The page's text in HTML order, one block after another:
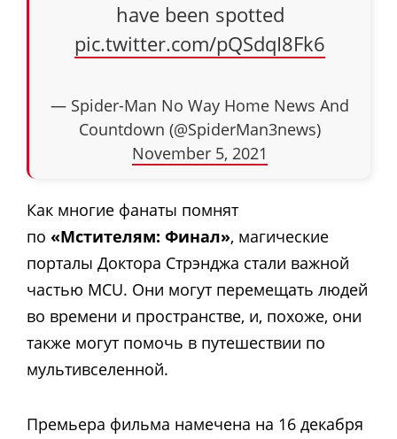
have been spotted
pic.twitter.com/pQSdqI8Fk6
— Spider-Man No Way Home News And
Countdown (@SpiderMan3news)
November 5, 2021
Как многие фанаты помнят
по «Мстителям: Финал», магические
порталы Доктора Стрэнджа стали важной
частью MCU. Они могут перемещать людей
во времени и пространстве, и, похоже, они
также могут помочь в путешествии по
мультивселенной.
Премьера фильма намечена на 16 декабря